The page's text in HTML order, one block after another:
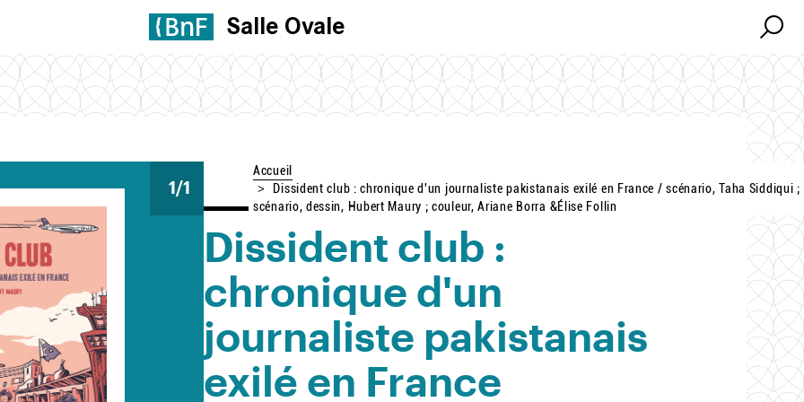
Salle Ovale Search
Search
Accueil
Dissident club : chronique d'un journaliste pakistanais exilé en France / scénario, Taha Siddiqui ;
scénario, dessin, Hubert Maury ; couleur, Ariane Borra &Élise Follin
1/1
Dissident club :
chronique d'un
journaliste pakistanais
exilé en France